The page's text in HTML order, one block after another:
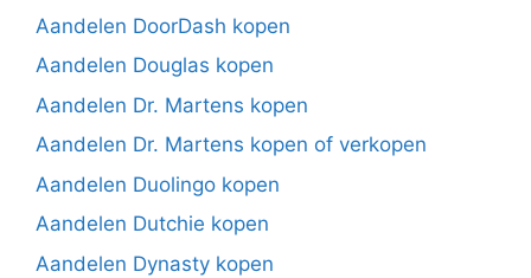
Aandelen DoorDash kopen
Aandelen Douglas kopen
Aandelen Dr. Martens kopen
Aandelen Dr. Martens kopen of verkopen
Aandelen Duolingo kopen
Aandelen Dutchie kopen
Aandelen Dynasty kopen